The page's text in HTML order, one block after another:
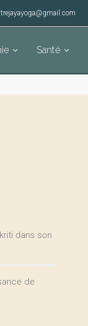
Santé
dans son
de